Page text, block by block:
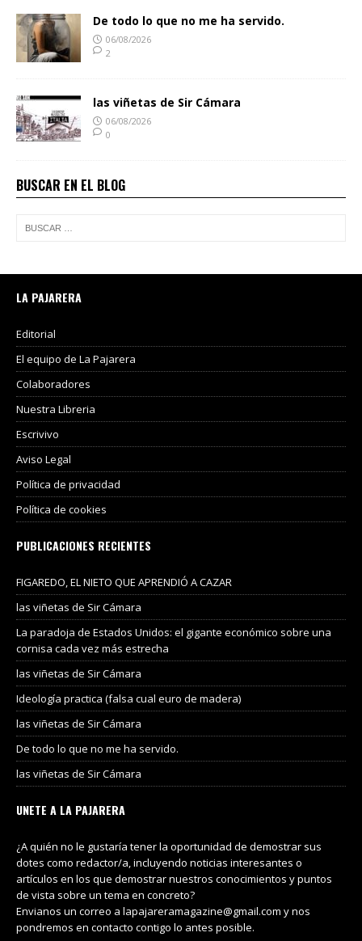
De todo lo que no me ha servido.
06/08/2026
2
las viñetas de Sir Cámara
06/08/2026
0
BUSCAR EN EL BLOG
LA PAJARERA
Editorial
El equipo de La Pajarera
Colaboradores
Nuestra Libreria
Escrivivo
Aviso Legal
Política de privacidad
Política de cookies
PUBLICACIONES RECIENTES
FIGAREDO, EL NIETO QUE APRENDIÓ A CAZAR
las viñetas de Sir Cámara
La paradoja de Estados Unidos: el gigante económico sobre una
cornisa cada vez más estrecha
las viñetas de Sir Cámara
Ideología practica (falsa cual euro de madera)
las viñetas de Sir Cámara
De todo lo que no me ha servido.
las viñetas de Sir Cámara
UNETE A LA PAJARERA
¿A quién no le gustaría tener la oportunidad de demostrar sus
dotes como redactor/a, incluyendo noticias interesantes o
artículos en los que demostrar nuestros conocimientos y puntos
de vista sobre un tema en concreto?
Envianos un correo a lapajareramagazine@gmail.com y nos
pondremos en contacto contigo lo antes posible.